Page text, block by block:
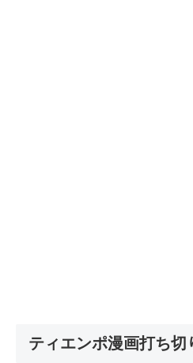
ティエンポ漫画打ち切